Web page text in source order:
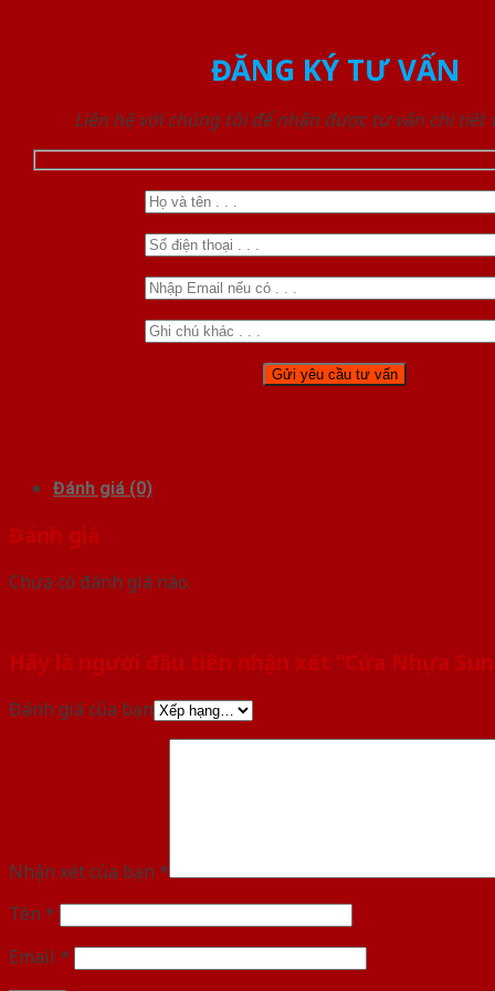
ĐĂNG KÝ TƯ VẤN
Liên hệ với chúng tôi để nhận được tư vấn chi tiết
Đánh giá (0)
Đánh giá
Chưa có đánh giá nào.
Hãy là người đầu tiên nhận xét “Cửa Nhựa
Đánh giá của bạn
Nhận xét của bạn *
Tên *
Email *